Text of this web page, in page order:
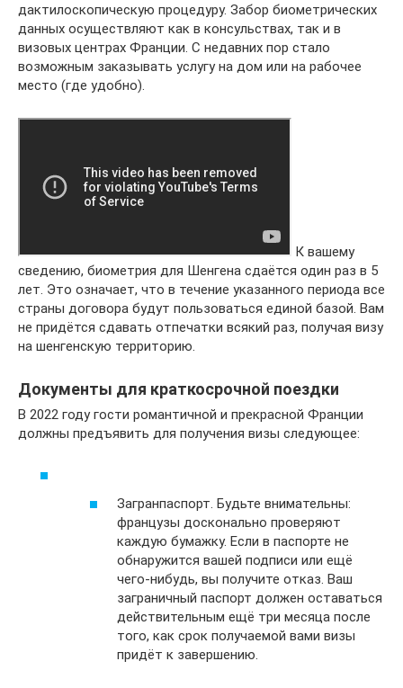
дактилоскопическую процедуру. Забор биометрических
данных осуществляют как в консульствах, так и в
визовых центрах Франции. С недавних пор стало
возможным заказывать услугу на дом или на рабочее
место (где удобно).
К вашему
сведению, биометрия для Шенгена сдаётся один раз в 5
лет. Это означает, что в течение указанного периода все
страны договора будут пользоваться единой базой. Вам
не придётся сдавать отпечатки всякий раз, получая визу
на шенгенскую территорию.
Документы для краткосрочной поездки
В 2022 году гости романтичной и прекрасной Франции
должны предъявить для получения визы следующее:
Загранпаспорт. Будьте внимательны:
французы досконально проверяют
каждую бумажку. Если в паспорте не
обнаружится вашей подписи или ещё
чего-нибудь, вы получите отказ. Ваш
заграничный паспорт должен оставаться
действительным ещё три месяца после
того, как срок получаемой вами визы
придёт к завершению.